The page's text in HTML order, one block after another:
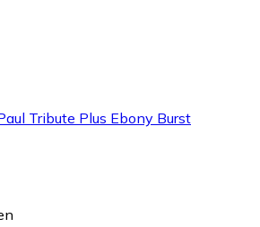
Tribute Plus Ebony Burst